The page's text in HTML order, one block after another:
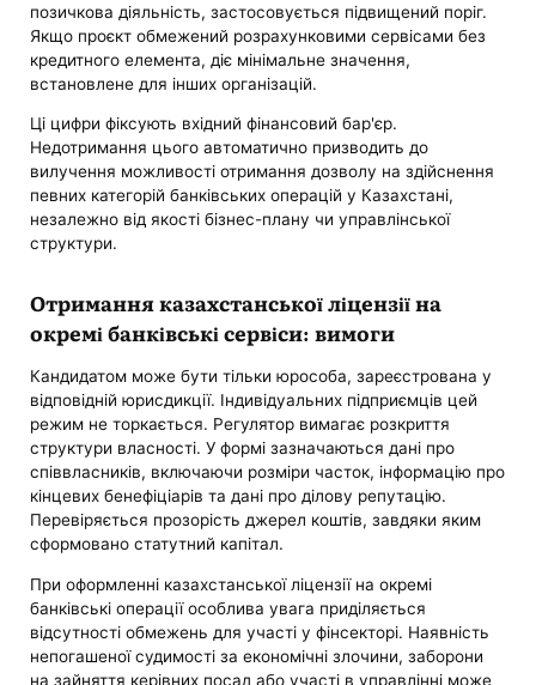
позичкова діяльність, застосовується підвищений поріг.
Якщо проєкт обмежений розрахунковими сервісами без
кредитного елемента, діє мінімальне значення,
встановлене для інших організацій.
Ці цифри фіксують вхідний фінансовий бар'єр.
Недотримання цього автоматично призводить до
вилучення можливості отримання дозволу на здійснення
певних категорій банківських операцій у Казахстані,
незалежно від якості бізнес-плану чи управлінської
структури.
Отримання казахстанської ліцензії на
окремі банківські сервіси: вимоги
Кандидатом може бути тільки юрособа, зареєстрована у
відповідній юрисдикції. Індивідуальних підприємців цей
режим не торкається. Регулятор вимагає розкриття
структури власності. У формі зазначаються дані про
співвласників, включаючи розміри часток, інформацію про
кінцевих бенефіціарів та дані про ділову репутацію.
Перевіряється прозорість джерел коштів, завдяки яким
сформовано статутний капітал.
При оформленні казахстанської ліцензії на окремі
банківські операції особлива увага приділяється
відсутності обмежень для участі у фінсекторі. Наявність
непогашеної судимості за економічні злочини, заборони
на зайняття керівних посад або участі в управлінні може